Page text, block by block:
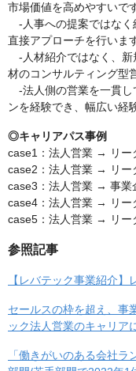
市場価値を高めやすいで
-人事への提案ではなく
直接アプローチを行いま
-人材紹介ではなく、新
材のコンサルティング型
-法人側の営業を一貫し
ンを経験でき、幅広い経
◎キャリアパス事例
case1：法人営業 → リ
case2：法人営業 → リー
case3：法人営業 → 事業
case4：法人営業 → リー
case5：法人営業 → リー
参照記事
【レバテック事業紹介
セールスの枠を超え、事
ック法人営業のキャリア
「働きがいのある会社